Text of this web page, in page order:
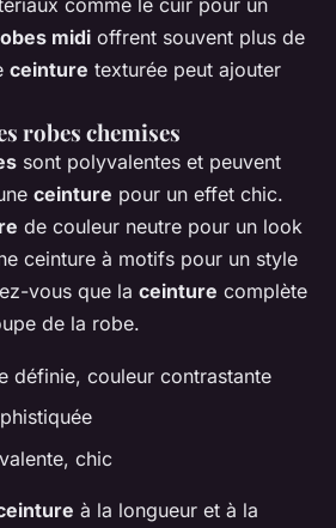
midi offrent souvent plus de
ceinture texturée peut ajouter
robes chemises
sont polyvalentes et peuvent
ceinture pour un effet chic.
de couleur neutre pour un look
ceinture à motifs pour un style
vous que la ceinture complète
de la robe.
définie, couleur contrastante
chic
à la longueur et à la